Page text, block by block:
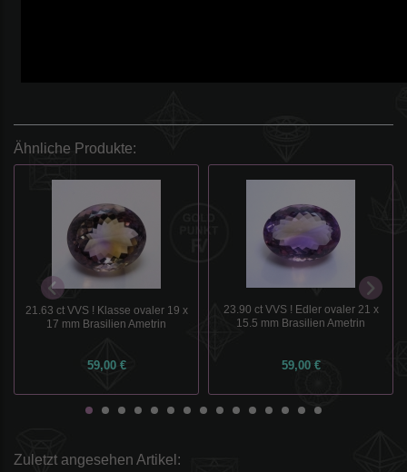
Ähnliche Produkte:
21.63 ct VVS ! Klasse ovaler 19 x
17 mm Brasilien Ametrin
59,00 €
23.90 ct VVS ! Edler ovaler 21 x
15.5 mm Brasilien Ametrin
59,00 €
Zuletzt angesehen Artikel: